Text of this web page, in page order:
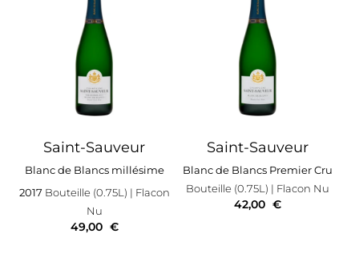
Saint-Sauveur
Blanc de Blancs millésime
2017 Bouteille (0.75L) | Flacon
Nu
49,00 €
Saint-Sauveur
Blanc de Blancs Premier Cru
Bouteille (0.75L) | Flacon Nu
42,00 €